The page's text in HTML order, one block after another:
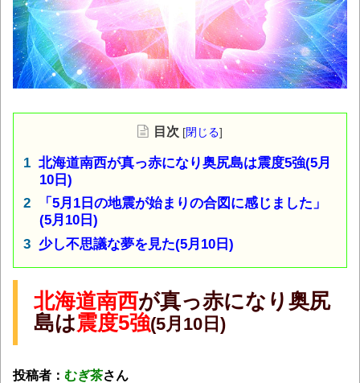
目次 [閉じる]
北海道南西が真っ赤になり奥尻島は震度5強(5月
10日)
「5月1日の地震が始まりの合図に感じました」
(5月10日)
少し不思議な夢を見た(5月10日)
北海道南西が真っ赤になり奥尻
島は震度5強(5月10日)
投稿者： むぎ茶さん